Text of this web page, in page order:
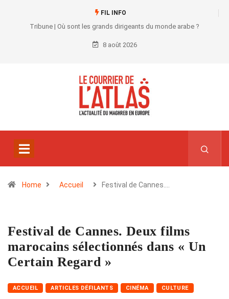
FIL INFO
Tribune | Où sont les grands dirigeants du monde arabe ?
8 août 2026
Home Accueil Festival de Cannes.…
Festival de Cannes. Deux films
marocains sélectionnés dans « Un
Certain Regard »
ACCUEIL ARTICLES DÉFILANTS CINÉMA CULTURE